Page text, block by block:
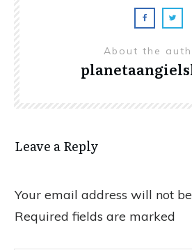
About the
Leave a Reply
Your email address will not
Required fields are marked